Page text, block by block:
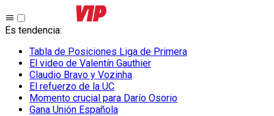
Es tendencia:
Tabla de Posiciones Liga de Primera
El video de Valentín Gauthier
Claudio Bravo y Vozinha
El refuerzo de la UC
Momento crucial para Darío Osorio
Gana Unión Española